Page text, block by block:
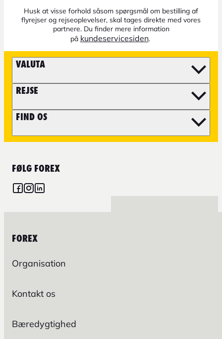
Husk at visse forhold såsom spørgsmål om bestilling af
flyrejser og rejseoplevelser, skal tages direkte med vores
partnere. Du finder mere information
på kundeservicesiden.
VALUTA
REJSE
FIND OS
FØLG FOREX
FOREX
Organisation
Kontakt os
Bæredygtighed